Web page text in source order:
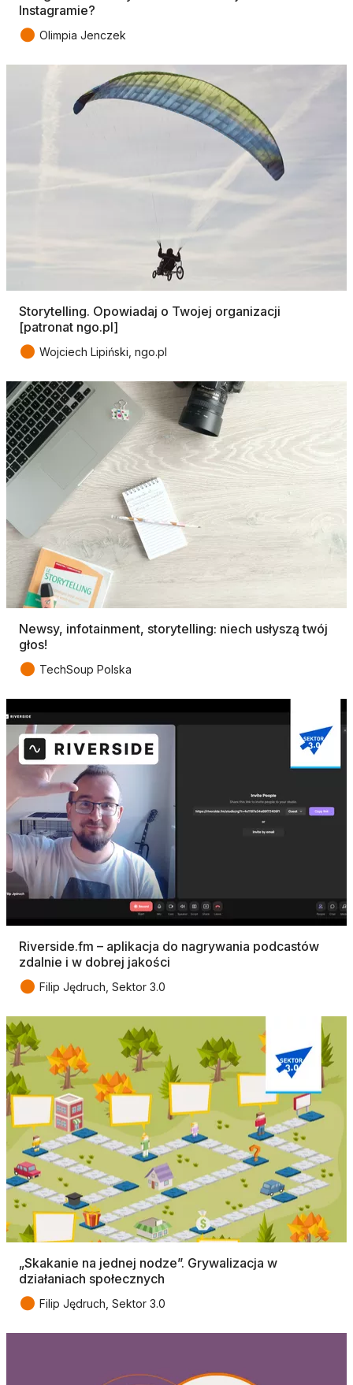
Instagramie?
● Olimpia Jenczek
Storytelling. Opowiadaj o Twojej organizacji
[patronat ngo.pl]
● Wojciech Lipiński, ngo.pl
Newsy, infotainment, storytelling: niech usłyszą twój
głos!
● TechSoup Polska
Riverside.fm – aplikacja do nagrywania podcastów
zdalnie i w dobrej jakości
● Filip Jędruch, Sektor 3.0
„Skakanie na jednej nodze”. Grywalizacja w
działaniach społecznych
● Filip Jędruch, Sektor 3.0